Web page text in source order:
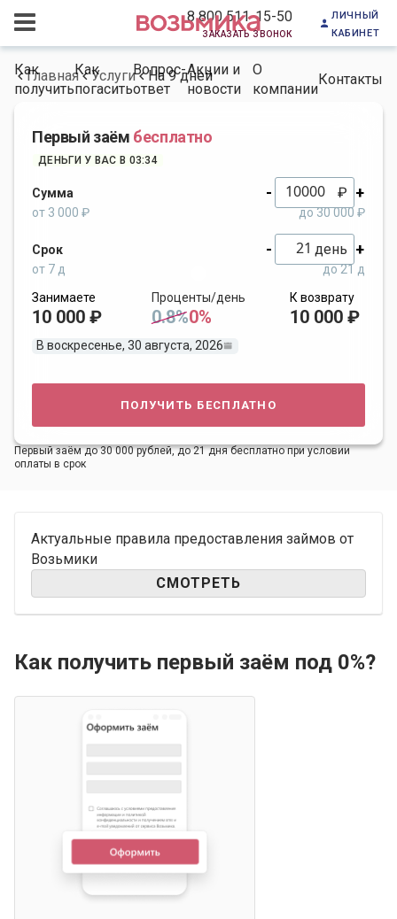
8 800 511-15-50
заказать звонок
личный
кабинет
Как
получить
Как
погасить
Вопрос-
ответ
Акции и
новости
О
компании
Контакты
Главная Услуги На 9 дней
Первый заём бесплатно
ДЕНЬГИ У ВАС В 03:34
Сумма - ₽ +
от 3 000 ₽ до 30 000 ₽
Срок - день +
от 7 д
до 21 д
Занимаете
10 000 ₽
Проценты/день
0.8%0%
К возврату
10 000 ₽
В воскресенье, 30 августа, 2026
получить бесплатно
Первый заём до 30 000 рублей, до 21 дня бесплатно при условии
оплаты в срок
Актуальные правила предоставления займов от
Возьмики
СМОТРЕТЬ
Как получить первый заём под 0%?